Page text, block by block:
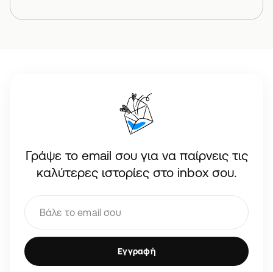
Γράψε το email σου για να παίρνεις τις
καλύτερες ιστορίες στο inbox σου.
Εγγραφή